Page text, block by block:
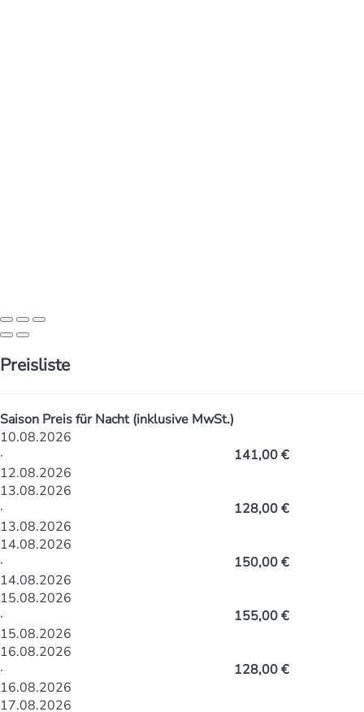
Preisliste
Saison Preis für Nacht (inklusive MwSt.)
10.08.2026
·
12.08.2026
141,00 €
13.08.2026
·
13.08.2026
128,00 €
14.08.2026
·
14.08.2026
150,00 €
15.08.2026
·
15.08.2026
155,00 €
16.08.2026
·
16.08.2026
128,00 €
17.08.2026